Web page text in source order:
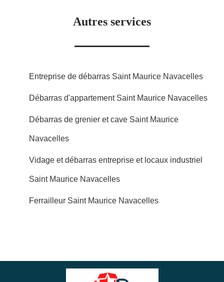
Autres services
Entreprise de débarras Saint Maurice Navacelles
Débarras d'appartement Saint Maurice Navacelles
Débarras de grenier et cave Saint Maurice
Navacelles
Vidage et débarras entreprise et locaux industriel
Saint Maurice Navacelles
Ferrailleur Saint Maurice Navacelles